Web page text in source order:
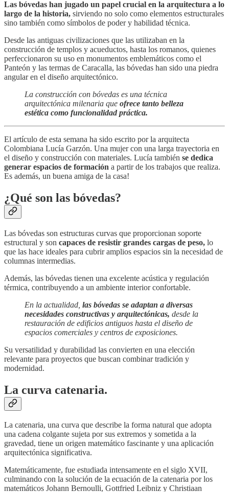
Las bóvedas han jugado un papel crucial en la arquitectura a lo
largo de la historia, sirviendo no solo como elementos estructurales
sino también como símbolos de poder y habilidad técnica.
Desde las antiguas civilizaciones que las utilizaban en la
construcción de templos y acueductos, hasta los romanos, quienes
perfeccionaron su uso en monumentos emblemáticos como el
Panteón y las termas de Caracalla, las bóvedas han sido una piedra
angular en el diseño arquitectónico.
La construcción con bóvedas es una técnica
arquitectónica milenaria que ofrece tanto belleza
estética como funcionalidad práctica.
El artículo de esta semana ha sido escrito por la arquitecta
Colombiana Lucía Garzón. Una mujer con una larga trayectoria en
el diseño y construcción con materiales. Lucía también se dedica
generar espacios de formación a partir de los trabajos que realiza.
Es además, un buena amiga de la casa!
¿Qué son las bóvedas?
Las bóvedas son estructuras curvas que proporcionan soporte
estructural y son capaces de resistir grandes cargas de peso, lo
que las hace ideales para cubrir amplios espacios sin la necesidad de
columnas intermedias.
Además, las bóvedas tienen una excelente acústica y regulación
térmica, contribuyendo a un ambiente interior confortable.
En la actualidad, las bóvedas se adaptan a diversas
necesidades constructivas y arquitectónicas, desde la
restauración de edificios antiguos hasta el diseño de
espacios comerciales y centros de exposiciones.
Su versatilidad y durabilidad las convierten en una elección
relevante para proyectos que buscan combinar tradición y
modernidad.
La curva catenaria.
La catenaria, una curva que describe la forma natural que adopta
una cadena colgante sujeta por sus extremos y sometida a la
gravedad, tiene un origen matemático fascinante y una aplicación
arquitectónica significativa.
Matemáticamente, fue estudiada intensamente en el siglo XVII,
culminando con la solución de la ecuación de la catenaria por los
matemáticos Johann Bernoulli, Gottfried Leibniz y Christiaan